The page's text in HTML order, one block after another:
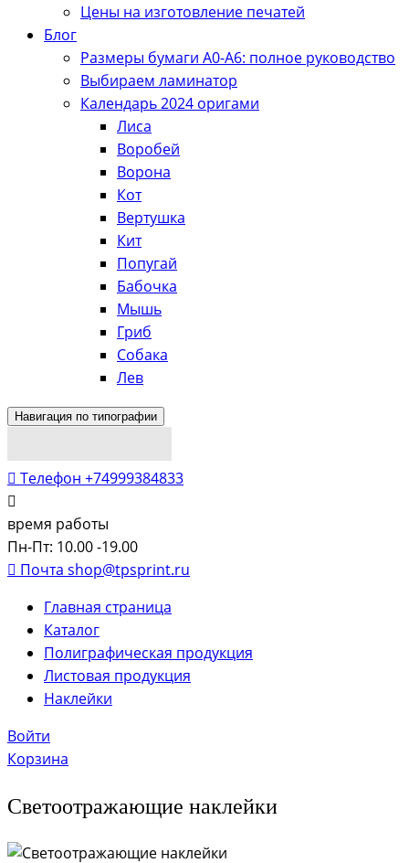
Цены на изготовление печатей
Блог
Размеры бумаги А0-А6: полное руководство
Выбираем ламинатор
Календарь 2024 оригами
Лиса
Воробей
Ворона
Кот
Вертушка
Кит
Попугай
Бабочка
Мышь
Гриб
Собака
Лев
Навигация по типографии
Телефон +74999384833
время работы
Пн-Пт: 10.00 -19.00
Почта shop@tpsprint.ru
Главная страница
Каталог
Полиграфическая продукция
Листовая продукция
Наклейки
Войти
Корзина
Светоотражающие наклейки